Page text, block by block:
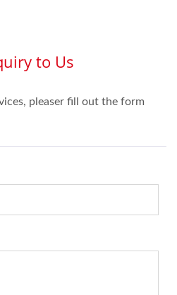
機器で広く使用されてい